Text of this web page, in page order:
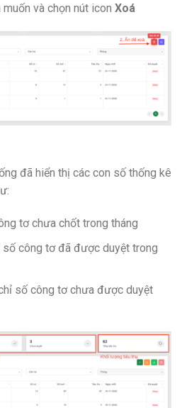
và chọn nút icon Xoá
đã hiển thị các con số thống kê
tơ chưa chốt trong tháng
công tơ đã được duyệt trong
số công tơ chưa được duyệt